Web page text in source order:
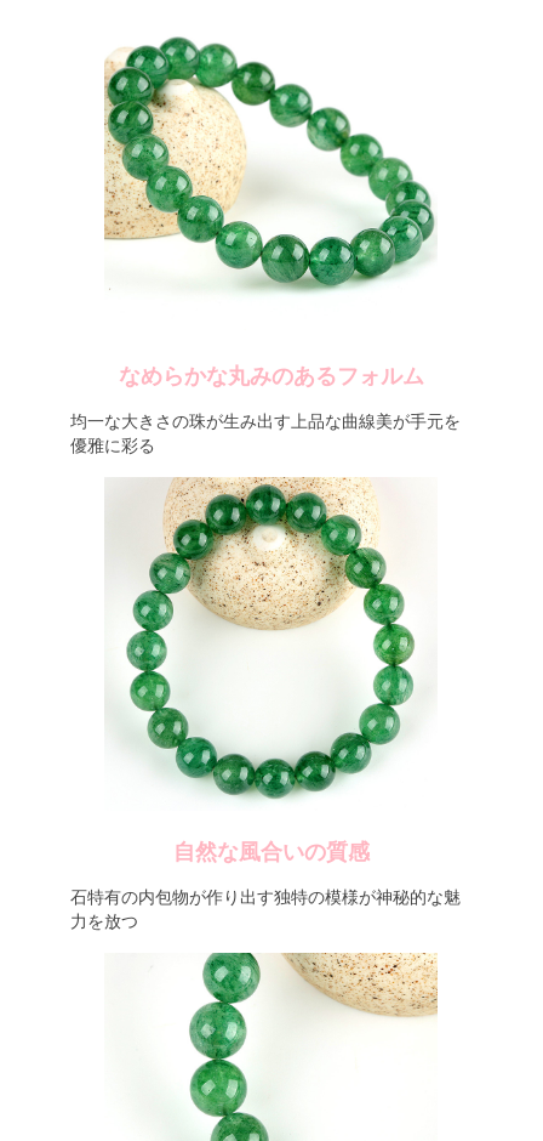
なめらかな丸みのあるフォルム
均一な大きさの珠が生み出す上品な曲線美が手元を
優雅に彩る
自然な風合いの質感
石特有の内包物が作り出す独特の模様が神秘的な魅
力を放つ